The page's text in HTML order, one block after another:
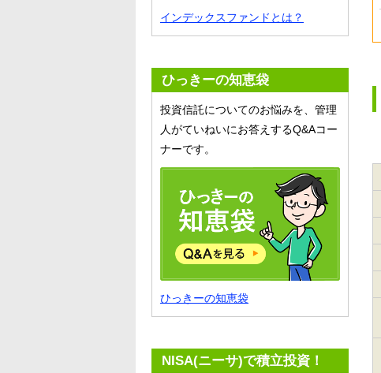
インデックスファンドとは？
ひっきーの知恵袋
投資信託についてのお悩みを、管理
人がていねいにお答えするQ&Aコー
ナーです。
ひっきーの知恵袋
NISA(ニーサ)で積立投資！